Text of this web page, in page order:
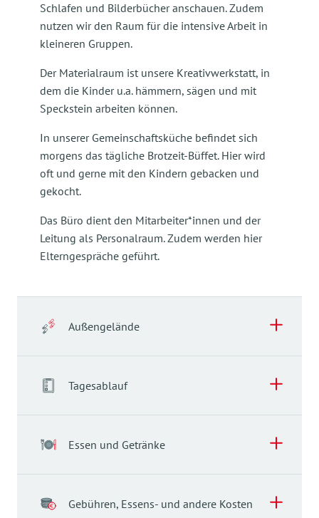
Schlafen und Bilderbücher anschauen. Zudem
nutzen wir den Raum für die intensive Arbeit in
kleineren Gruppen.
Der Materialraum ist unsere Kreativwerkstatt, in
dem die Kinder u.a. hämmern, sägen und mit
Speckstein arbeiten können.
In unserer Gemeinschaftsküche befindet sich
morgens das tägliche Brotzeit-Büffet. Hier wird
oft und gerne mit den Kindern gebacken und
gekocht.
Das Büro dient den Mitarbeiter*innen und der
Leitung als Personalraum. Zudem werden hier
Elterngespräche geführt.
Außengelände
Bewegen, Entdecken, Beobachten und Spielen
Galerie begutachten.
Tagesablauf
seine festen Elemente gleichzeitig eine
Essen und Getränke
Gebühren, Essens- und andere Kosten